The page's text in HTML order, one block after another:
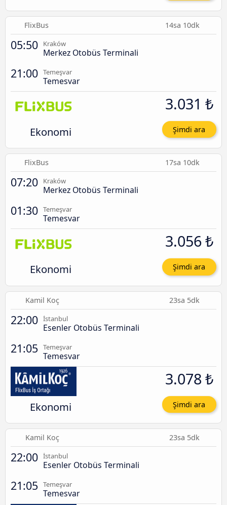
FlixBus 14sa 10dk
05:50 Kraków
Merkez Otobüs Terminali
21:00 Temeşvar
Temesvar
Ekonomi
3.031 ₺
Şimdi ara
FlixBus 17sa 10dk
07:20 Kraków
Merkez Otobüs Terminali
01:30 Temeşvar
Temesvar
Ekonomi
3.056 ₺
Şimdi ara
Kamil Koç 23sa 5dk
22:00 İstanbul
Esenler Otobüs Terminali
21:05 Temeşvar
Temesvar
Ekonomi
3.078 ₺
Şimdi ara
Kamil Koç 23sa 5dk
22:00 İstanbul
Esenler Otobüs Terminali
21:05 Temeşvar
Temesvar